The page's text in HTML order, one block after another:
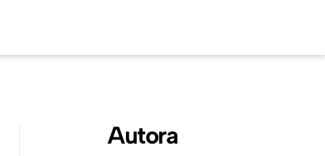
Autora